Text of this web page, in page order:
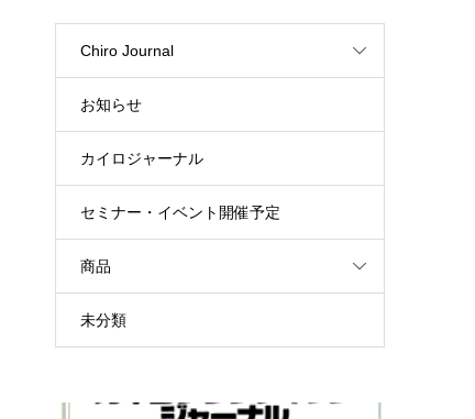
Chiro Journal
お知らせ
カイロジャーナル
セミナー・イベント開催予定
商品
未分類